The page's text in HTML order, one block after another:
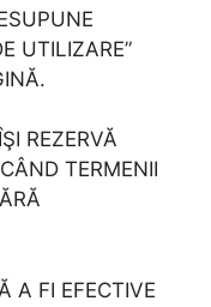
UTILIZARE”
REZERVĂ
TERMENII
A FI EFECTIVE